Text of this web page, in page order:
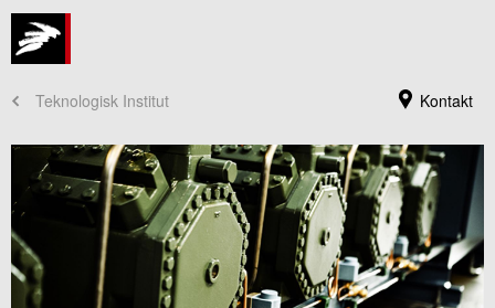
Kontakt
Teknologisk Institut